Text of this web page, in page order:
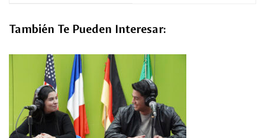
También Te Pueden Interesar: